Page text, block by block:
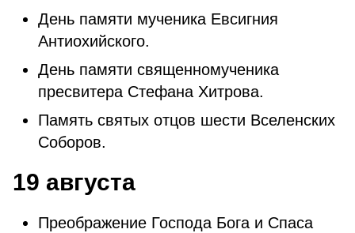
День памяти мученика Евсигния
Антиохийского.
День памяти священномученика
пресвитера Стефана Хитрова.
Память святых отцов шести Вселенских
Соборов.
19 августа
Преображение Господа Бога и Спаса